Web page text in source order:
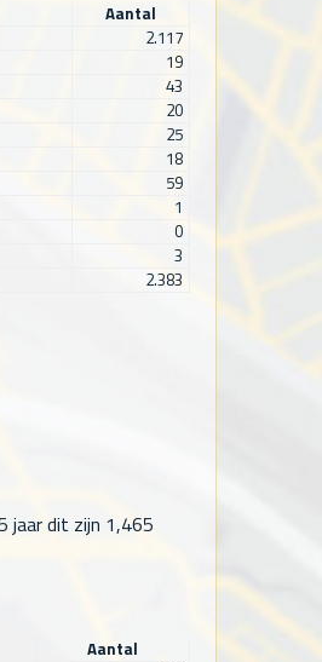
Aantal
2.117
19
43
20
25
18
59
1
0
3
2.383
jaar dit zijn 1,465
Aantal